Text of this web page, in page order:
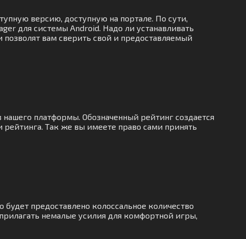
версию, доступную на портале. По сути,
для системы Android. Надо ли устанавливать
вам сверить свой и предоставляемый
платформы. Обозначенный рейтинг создается
Так же вы имеете право сами принять
предоставлено колоссальное количество
немалые усилия для комфортной игры,